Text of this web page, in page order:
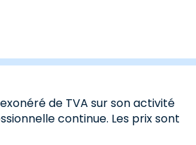
de TVA sur son activité
continue. Les prix sont